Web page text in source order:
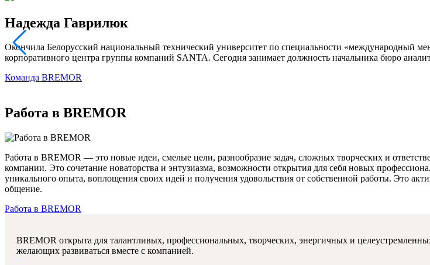
Надежда Гаврилюк
Окончила Белорусский национальный технический университет по специальности «международный
корпоративного центра группы компаний SANTA. Сегодня занимает должность начальника бюро
Команда BREMOR
Работа в BREMOR
Работа в BREMOR — это новые идеи, смелые цели, разнообразие задач, сложных творческих и
компании. Это сочетание новаторства и энтузиазма, возможности открытия для себя новых
уникального опыта, воплощения своих идей и получения удовольствия от собственной работы. Это
общение.
Работа в BREMOR
BREMOR открыта для талантливых, профессиональных, творческих, энергичных и
желающих развиваться вместе с компанией.